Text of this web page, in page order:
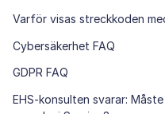
Varför visas streckkoden
Cybersäkerhet FAQ
GDPR FAQ
EHS-konsulten svarar: